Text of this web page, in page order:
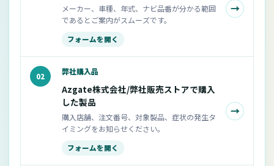
メーカー、車種、年式、ナビ品番が分かる範囲
であるとご案内がスムーズです。
→
フォームを開く
02 弊社購入品
Azgate株式会社/弊社販売ストアで購入
した製品
購入店舗、注文番号、対象製品、症状の発生タ
イミングをお知らせください。
→
フォームを開く